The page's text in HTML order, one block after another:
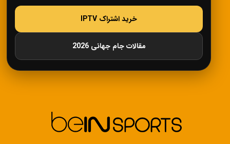
خرید اشتراک IPTV
مقالات جام جهانی 2026